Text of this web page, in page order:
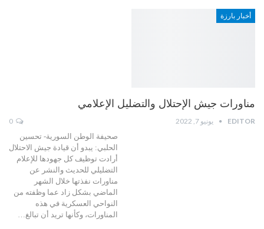
أخبار بارزة
مناورات جيش الإحتلال والتضليل الإعلامي
EDITOR يونيو 7, 2022
صحيفة الوطن السورية- تحسين
الحلبي: يبدو أن قيادة جيش الاحتلال
أرادت توظيف كل جهودها للإعلام
التضليلي للحديث والنشر عن
مناورات نفذتها خلال الشهر
الماضي بشكل زاد عما وظفته من
النواحي العسكرية في هذه
المناورات، وكأنها تريد أن تبالغ…